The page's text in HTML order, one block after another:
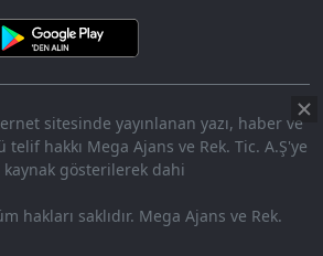
sitesinde yayınlanan yazı, haber ve
hakkı Mega Ajans ve Rek. Tic. A.Ş'ye
gösterilerek dahi
hakları saklıdır. Mega Ajans ve Rek.